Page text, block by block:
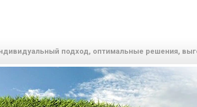
подход, оптимальные решения,